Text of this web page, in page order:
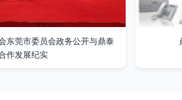
东莞市委员会政务公开与鼎泰
作发展纪实